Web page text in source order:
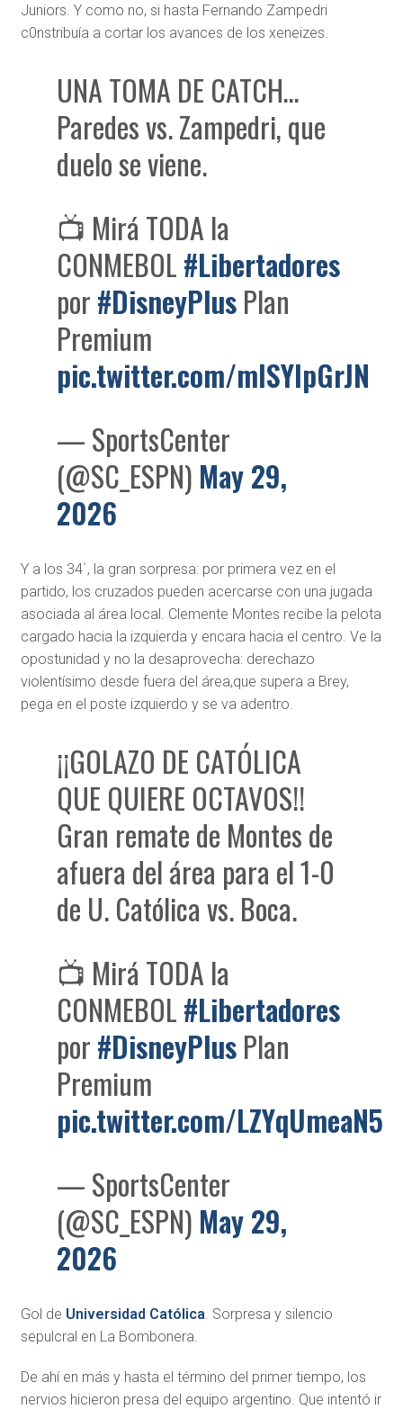
Juniors. Y como no, si hasta Fernando Zampedri
c0nstribuía a cortar los avances de los xeneizes.
UNA TOMA DE CATCH…
Paredes vs. Zampedri, que
duelo se viene.
📺 Mirá TODA la
CONMEBOL#Libertadores
por#DisneyPlusPlan
Premium
pic.twitter.com/mISYIpGrJN
— SportsCenter
(@SC_ESPN) May 29,
2026
Y a los 34´, la gran sorpresa: por primera vez en el
partido, los cruzados pueden acercarse con una jugada
asociada al área local. Clemente Montes recibe la pelota
cargado hacia la izquierda y encara hacia el centro. Ve la
opostunidad y no la desaprovecha: derechazo
violentísimo desde fuera del área,que supera a Brey,
pega en el poste izquierdo y se va adentro.
¡¡GOLAZO DE CATÓLICA
QUE QUIERE OCTAVOS!!
Gran remate de Montes de
afuera del área para el 1-0
de U. Católica vs. Boca.
📺 Mirá TODA la
CONMEBOL#Libertadores
por#DisneyPlusPlan
Premium
pic.twitter.com/LZYqUmeaN5
— SportsCenter
(@SC_ESPN) May 29,
2026
Gol de Universidad Católica. Sorpresa y silencio
sepulcral en La Bombonera.
De ahí en más y hasta el término del primer tiempo, los
nervios hicieron presa del equipo argentino. Que intentó ir